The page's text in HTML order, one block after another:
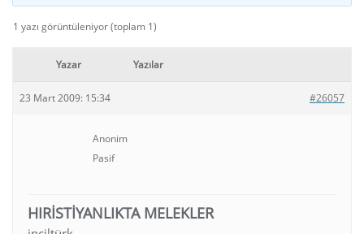
1 yazı görüntüleniyor (toplam 1)
Yazar Yazılar
23 Mart 2009: 15:34 #26057
Anonim
Pasif
HIRİSTİYANLIKTA MELEKLER